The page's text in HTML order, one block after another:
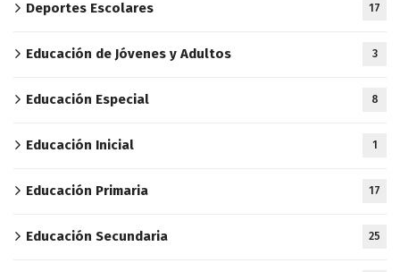
Deportes Escolares 17
Educación de Jóvenes y Adultos 3
Educación Especial 8
Educación Inicial 1
Educación Primaria 17
Educación Secundaria 25